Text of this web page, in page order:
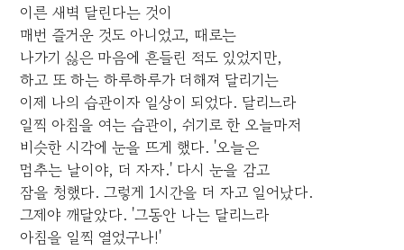
이른 새벽 달린다는 것이
매번 즐거운 것도 아니었고, 때로는
나가기 싫은 마음에 흔들린 적도 있었지만,
하고 또 하는 하루하루가 더해져 달리기는
이제 나의 습관이자 일상이 되었다. 달리느라
일찍 아침을 여는 습관이, 쉬기로 한 오늘마저
비슷한 시각에 눈을 뜨게 했다. '오늘은
멈추는 날이야, 더 자자.' 다시 눈을 감고
잠을 청했다. 그렇게 1시간을 더 자고 일어났다.
그제야 깨달았다. '그동안 나는 달리느라
아침을 일찍 열었구나!'